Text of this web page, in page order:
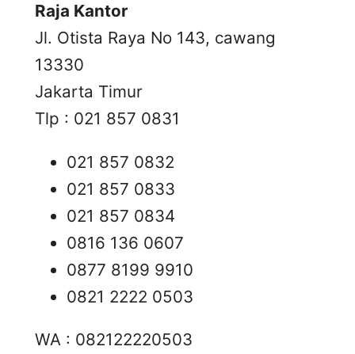
Raja Kantor
Jl. Otista Raya No 143, cawang
13330
Jakarta Timur
Tlp : 021 857 0831
021 857 0832
021 857 0833
021 857 0834
0816 136 0607
0877 8199 9910
0821 2222 0503
WA : 082122220503